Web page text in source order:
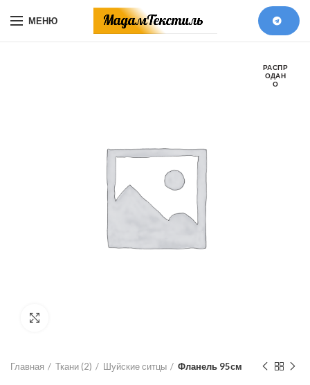
МЕНЮ
РАСПР
ОДАН
О
Главная Ткани (2) Шуйские ситцы Фланель 95см